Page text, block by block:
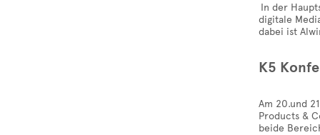
In der
digitale
dabei ist
K5
Am 20.und
Products &
beide